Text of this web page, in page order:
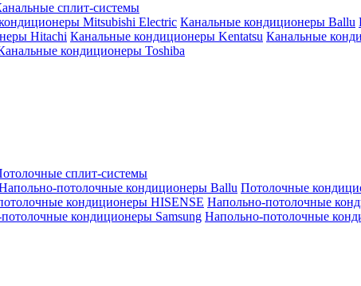
сплит-системы
Mitsubishi Electric Канальные кондиционеры Ballu
Hitachi Канальные кондиционеры Kentatsu Канальные
кондиционеры Toshiba
сплит-системы
потолочные кондиционеры Ballu Потолочные
кондиционеры HISENSE Напольно-потолочные
кондиционеры Samsung Напольно-потолочные